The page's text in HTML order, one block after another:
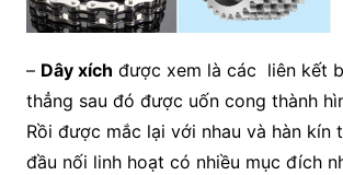
– Dây xích được xem là các liên kết
thẳng sau đó được uốn cong thành
Rồi được mắc lại với nhau và hàn kín
đầu nối linh hoạt có nhiều mục đích